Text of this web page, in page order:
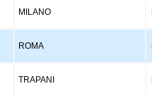
MILANO
ROMA
TRAPANI